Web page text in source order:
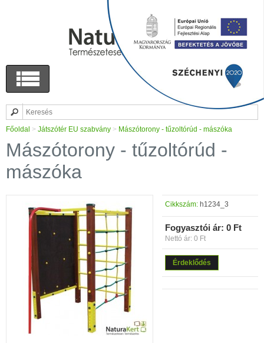
Főoldal > Játszótér EU szabvány > Mászótorony - tűzoltórúd - mászóka
Mászótorony - tűzoltórúd -
mászóka
Cikkszám: h1234_3
Fogyasztói ár: 0 Ft
Nettó ár: 0 Ft
Érdeklődés